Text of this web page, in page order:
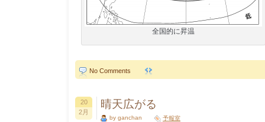
全国的に昇温
No Comments
20
2月
晴天広がる
by ganchan 予報室